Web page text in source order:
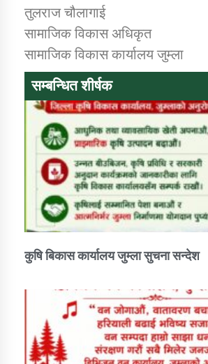
कार्यक्रम कार्यान्वयन एकाई
तुलराज चौलागाई
सामाजिक विकास अधिकृत
सामाजिक विकास कार्यालय जुम्ला
सम्बन्धित शीर्षक
कुषि बिकास कार्यालय जुम्ला सुचना सन्देश